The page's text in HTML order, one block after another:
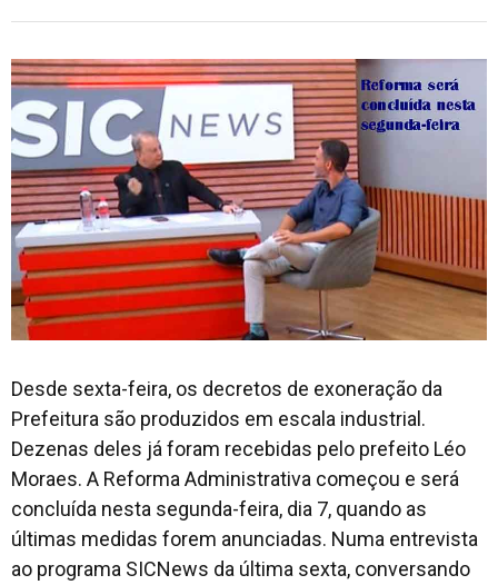
Desde sexta-feira, os decretos de exoneração da
Prefeitura são produzidos em escala industrial.
Dezenas deles já foram recebidas pelo prefeito Léo
Moraes. A Reforma Administrativa começou e será
concluída nesta segunda-feira, dia 7, quando as
últimas medidas forem anunciadas. Numa entrevista
ao programa SICNews da última sexta, conversando